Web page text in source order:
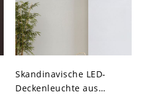
Skandinavische LED-
Deckenleuchte aus